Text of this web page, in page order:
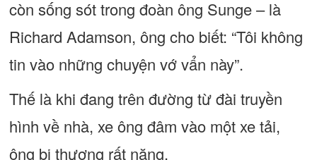
còn sống sót trong đoàn ông Sunge – là
Richard Adamson, ông cho biết: “Tôi không
tin vào những chuyện vớ vẩn này”.
Thế là khi đang trên đường từ đài truyền
hình về nhà, xe ông đâm vào một xe tải,
ông bị thương rất nặng.